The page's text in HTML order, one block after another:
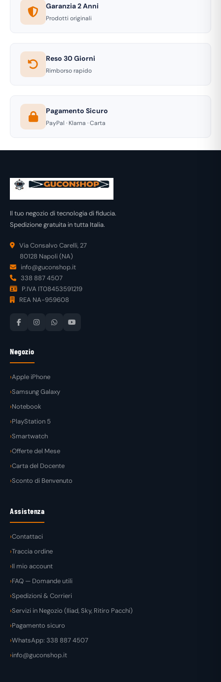
Garanzia 2 Anni
Prodotti originali
Reso 30 Giorni
Rimborso rapido
Pagamento Sicuro
PayPal · Klarna · Carta
Il tuo negozio di tecnologia di fiducia.
Spedizione gratuita in tutta Italia.
Via Consalvo Carelli, 27
80128 Napoli (NA)
info@guconshop.it
338 887 4507
P.IVA IT08453591219
REA NA-959608
Negozio
Apple iPhone
Samsung Galaxy
Notebook
PlayStation 5
Smartwatch
Offerte del Mese
Carta del Docente
Sconto di Benvenuto
Assistenza
Contattaci
Traccia ordine
Il mio account
FAQ — Domande utili
Spedizioni & Corrieri
Servizi in Negozio (Iliad, Sky, Ritiro Pacchi)
Pagamento sicuro
WhatsApp: 338 887 4507
info@guconshop.it